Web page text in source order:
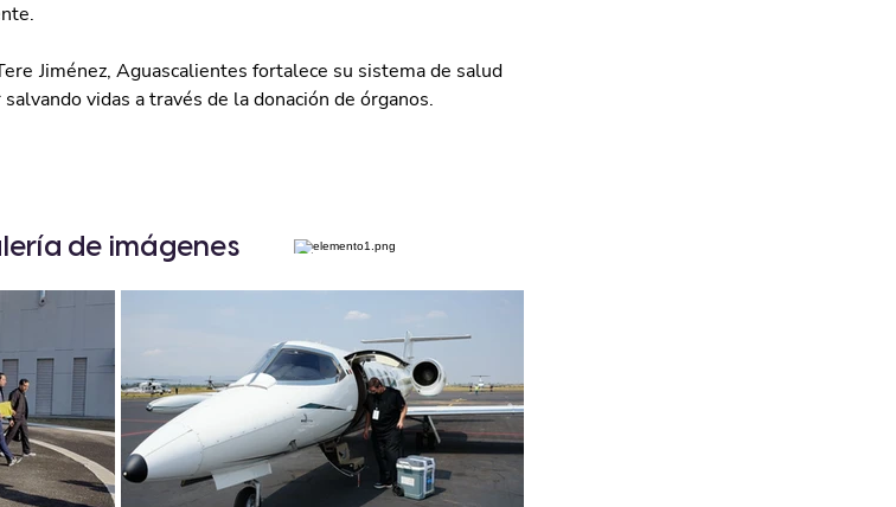
Jiménez, Aguascalientes fortalece su sistema de salud
vidas a través de la donación de órganos.
de imágenes